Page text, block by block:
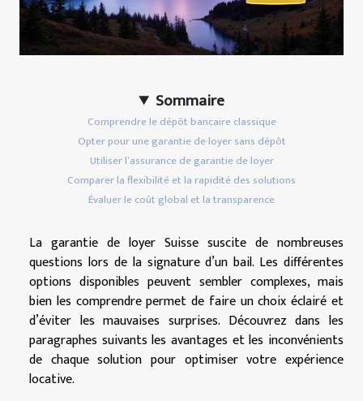
Sommaire
Comprendre le dépôt bancaire classique
Opter pour une garantie de loyer sans dépôt
Utiliser l’assurance de garantie de loyer
Comparer la flexibilité et la rapidité des solutions
Évaluer le coût global et la transparence
La garantie de loyer Suisse suscite de nombreuses
questions lors de la signature d’un bail. Les différentes
options disponibles peuvent sembler complexes, mais
bien les comprendre permet de faire un choix éclairé et
d’éviter les mauvaises surprises. Découvrez dans les
paragraphes suivants les avantages et les inconvénients
de chaque solution pour optimiser votre expérience
locative.